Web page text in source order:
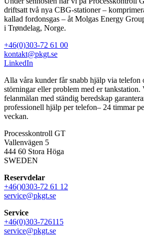
driftsatt två nya CBG‑stationer –
kallad fordonsgas – åt Molgas Energy
i Trøndelag, Norge.
+46(0)303-72 61 00
kontakt@pkgt.se
LinkedIn
Alla våra kunder får snabb hjälp via telefon
störningar eller problem med er tankstation.
felanmälan med ständig beredskap
professionell hjälp per telefon– 24 timmar
veckan.
Processkontroll GT
Vallenvägen 5
444 60 Stora Höga
SWEDEN
Reservdelar
+46()0303-72 61 12
service@pkgt.se
Service
+46(0)303-726115
service@pkgt.se